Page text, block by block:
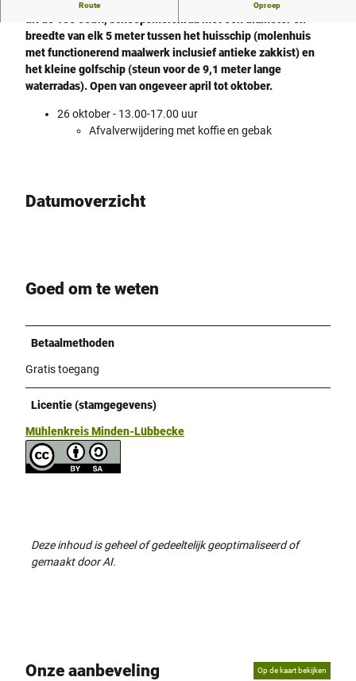
Route Oproep
breedte van elk 5 meter tussen het huisschip (molenhuis
met functionerend maalwerk inclusief antieke zakkist) en
het kleine golfschip (steun voor de 9,1 meter lange
waterradas). Open van ongeveer april tot oktober.
26 oktober - 13.00-17.00 uur
Afvalverwijdering met koffie en gebak
Datumoverzicht
Goed om te weten
Betaalmethoden
Gratis toegang
Licentie (stamgegevens)
Mühlenkreis Minden-Lübbecke
Deze inhoud is geheel of gedeeltelijk geoptimaliseerd of
gemaakt door AI.
Onze aanbeveling Op de kaart bekijken